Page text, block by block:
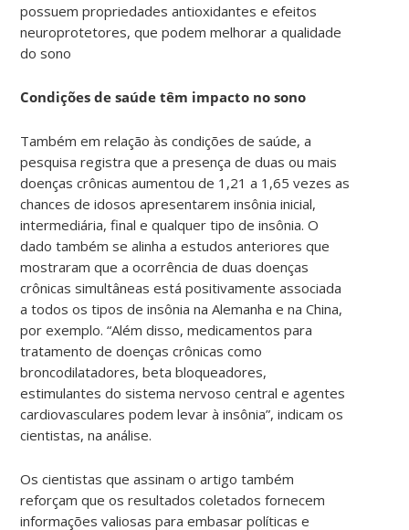
possuem propriedades antioxidantes e efeitos
neuroprotetores, que podem melhorar a qualidade
do sono
Condições de saúde têm impacto no sono
Também em relação às condições de saúde, a
pesquisa registra que a presença de duas ou mais
doenças crônicas aumentou de 1,21 a 1,65 vezes as
chances de idosos apresentarem insônia inicial,
intermediária, final e qualquer tipo de insônia. O
dado também se alinha a estudos anteriores que
mostraram que a ocorrência de duas doenças
crônicas simultâneas está positivamente associada
a todos os tipos de insônia na Alemanha e na China,
por exemplo. “Além disso, medicamentos para
tratamento de doenças crônicas como
broncodilatadores, beta bloqueadores,
estimulantes do sistema nervoso central e agentes
cardiovasculares podem levar à insônia”, indicam os
cientistas, na análise.
Os cientistas que assinam o artigo também
reforçam que os resultados coletados fornecem
informações valiosas para embasar políticas e